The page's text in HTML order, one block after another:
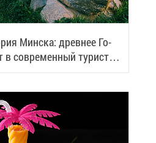
Мин­ска: древ­нее Го­
в со­вре­мен­ный ту­ри­сти­